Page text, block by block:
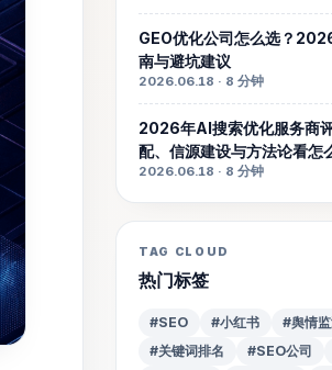
GEO优化公司怎么选？
南与避坑建议
2026.06.18 · 8 分钟
2026年AI搜索优化服务商
配、信源建设与方法论看怎
2026.06.18 · 8 分钟
TAG CLOUD
热门标签
#SEO #小红书 #舆情监
#关键词排名
#SEO公司